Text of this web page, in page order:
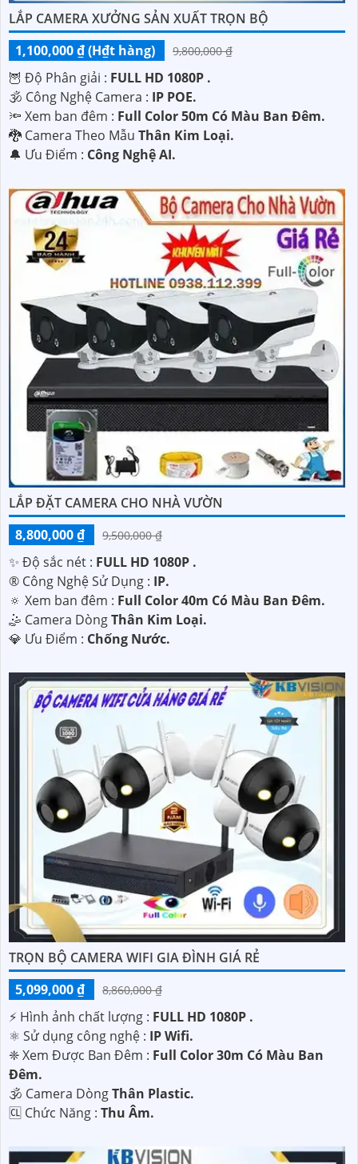
LẮP CAMERA XƯỞNG SẢN XUẤT TRỌN BỘ
1,100,000 ₫ (H₫t hàng)
9,800,000 ₫
🦉 Độ Phân giải : FULL HD 1080P .
🕉️ Công Nghệ Camera : IP POE.
🔦 Xem ban đêm : Full Color 50m Có Màu Ban Đêm.
🐉️ Camera Theo Mẫu Thân Kim Loại.
️🔔 Ưu Điểm : Công Nghệ AI.
LẮP ĐẶT CAMERA CHO NHÀ VƯỜN
8,800,000 ₫
9,500,000 ₫
✨ Độ sắc nét : FULL HD 1080P .
®️ Công Nghệ Sử Dụng : IP.
🔅 Xem ban đêm : Full Color 40m Có Màu Ban Đêm.
🤹 Camera DòngThân Kim Loại.
️💎 Ưu Điểm : Chống Nước.
TRỌN BỘ CAMERA WIFI GIA ĐÌNH GIÁ RẺ
5,099,000 ₫
8,860,000 ₫
️⚡ Hình ảnh chất lượng : FULL HD 1080P .
⚛️ Sử dụng công nghệ : IP Wifi.
❈ Xem Được Ban Đêm : Full Color 30m Có Màu Ban
Ðêm.
🕉️ Camera DòngThân Plastic.
️🆑 Chức Năng : Thu Âm.